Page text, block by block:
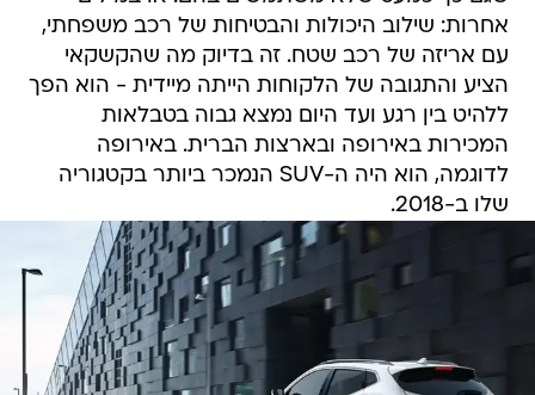
אחרות: שילוב היכולות והבטיחות של רכב משפחתי,
עם אריזה של רכב שטח. זה בדיוק מה שהקשקאי
הציע והתגובה של הלקוחות הייתה מיידית - הוא הפך
ללהיט בין רגע ועד היום נמצא גבוה בטבלאות
המכירות באירופה ובארצות הברית. באירופה
לדוגמה, הוא היה ה-SUV הנמכר ביותר בקטגוריה
שלו ב-2018.